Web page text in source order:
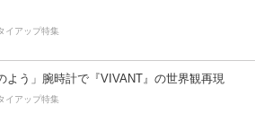
イアップ特集
よう」腕時計で『VIVANT』の世界観再現
イアップ特集